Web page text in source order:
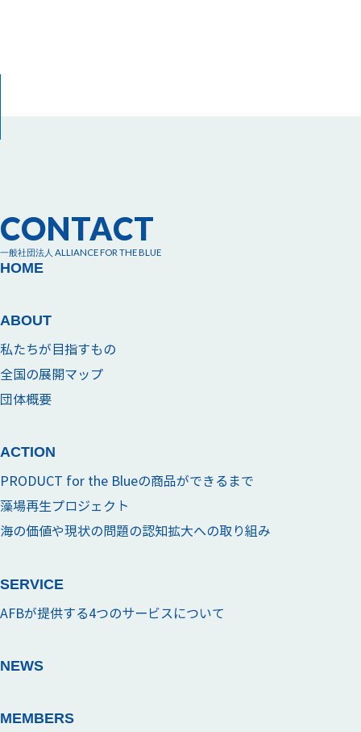
CONTACT
一般社団法人 ALLIANCE FOR THE BLUE
HOME
ABOUT
私たちが目指すもの
全国の展開マップ
団体概要
ACTION
PRODUCT for the Blueの商品ができるまで
藻場再生プロジェクト
海の価値や現状の問題の認知拡大への取り組み
SERVICE
AFBが提供する4つのサービスについて
NEWS
MEMBERS